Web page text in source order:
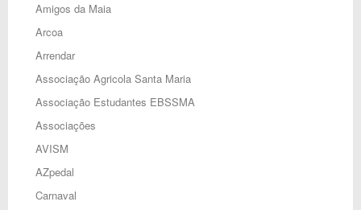
Amigos da Maia
Arcoa
Arrendar
Associação Agricola Santa Maria
Associação Estudantes EBSSMA
Associações
AVISM
AZpedal
Carnaval